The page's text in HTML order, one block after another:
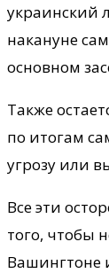
украинский
накануне
основном
Также
по итогам
угрозу или
Все эти
того, чтобы
Вашингтоне